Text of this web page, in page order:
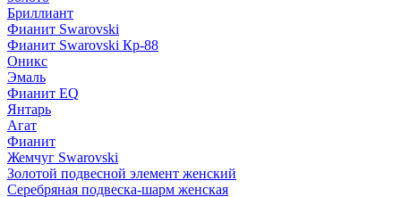
Бриллиант
Фианит Swarovski
Фианит Swarovski Кр-88
Оникс
Эмаль
Фианит EQ
Янтарь
Агат
Фианит
Жемчуг Swarovski
Золотой подвесной элемент женcкий
Серебряная подвеска-шарм женская